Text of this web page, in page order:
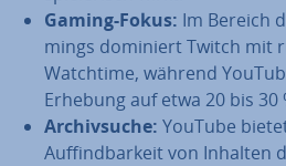
Gaming-Fokus: Im Bereich
mings dominiert Twitch mit
Watchtime, während
Erhebung auf etwa 20 bis 30
Ar­chiv­su­che: YouTube
Auf­find­bar­keit von Inhalten